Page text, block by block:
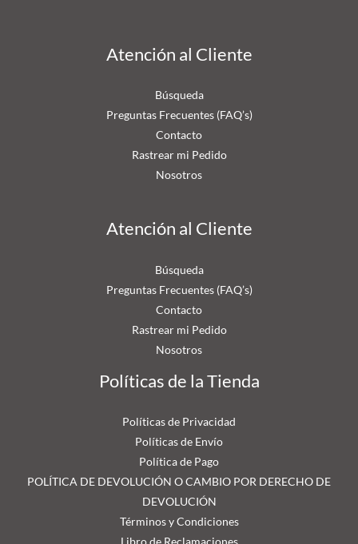
Atención al Cliente
Búsqueda
Preguntas Frecuentes (FAQ’s)
Contacto
Rastrear mi Pedido
Nosotros
Atención al Cliente
Búsqueda
Preguntas Frecuentes (FAQ’s)
Contacto
Rastrear mi Pedido
Nosotros
Políticas de la Tienda
Políticas de Privacidad
Políticas de Envío
Política de Pago
POLÍTICA DE DEVOLUCIÓN O CAMBIO POR DERECHO DE
DEVOLUCIÓN
Términos y Condiciones
Libro de Reclamaciones